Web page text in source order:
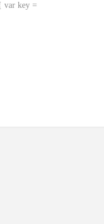
var key =